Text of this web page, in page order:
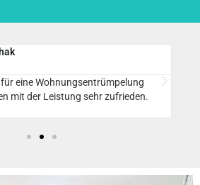
eine Wohnungsentrümpelung
mit der Leistung sehr zufrieden.